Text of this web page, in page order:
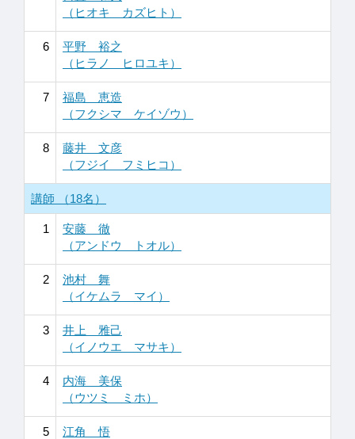
（ヒオキ カズヒト）
6
平野 裕之
（ヒラノ ヒロユキ）
7
福島 恵造
（フクシマ ケイゾウ）
8
藤井 文彦
（フジイ フミヒコ）
講師 （18名）
1
安藤 徹
（アンドウ トオル）
2
池村 舞
（イケムラ マイ）
3
井上 雅己
（イノウエ マサキ）
4
内海 美保
（ウツミ ミホ）
5
江角 悟